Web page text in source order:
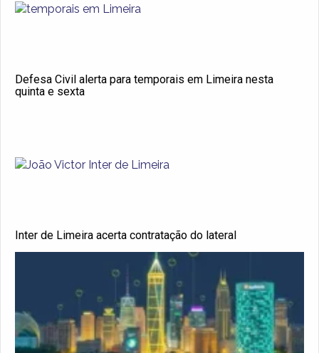
Defesa Civil alerta para temporais em Limeira nesta
quinta e sexta
Inter de Limeira acerta contratação do lateral